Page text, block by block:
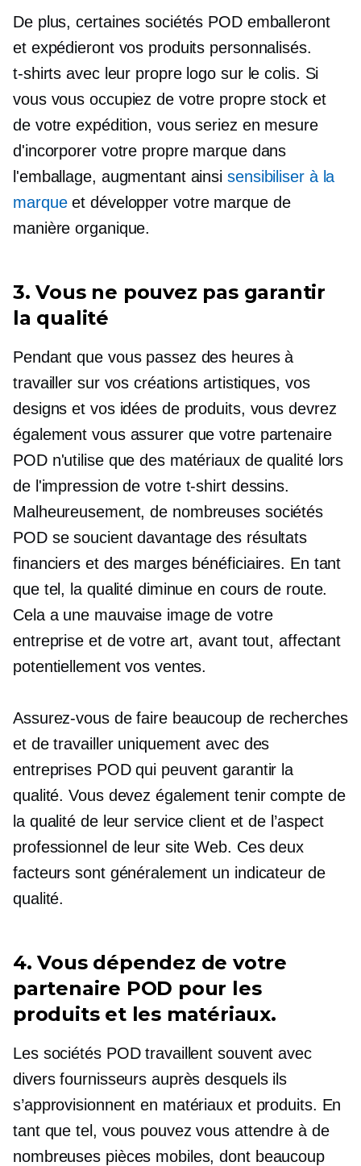
De plus, certaines sociétés POD emballeront
et expédieront vos produits personnalisés.
t-shirts avec leur propre logo sur le colis. Si
vous vous occupiez de votre propre stock et
de votre expédition, vous seriez en mesure
d'incorporer votre propre marque dans
l'emballage, augmentant ainsi sensibiliser à la
marqueet développer votre marque de
manière organique.
3. Vous ne pouvez pas garantir
la qualité
Pendant que vous passez des heures à
travailler sur vos créations artistiques, vos
designs et vos idées de produits, vous devrez
également vous assurer que votre partenaire
POD n'utilise que des matériaux de qualité lors
de l'impression de votre t-shirtdessins.
Malheureusement, de nombreuses sociétés
POD se soucient davantage des résultats
financiers et des marges bénéficiaires. En tant
que tel, la qualité diminue en cours de route.
Cela a une mauvaise image de votre
entreprise et de votre art, avant tout, affectant
potentiellement vos ventes.
Assurez-vous de faire beaucoup de recherches
et de travailler uniquement avec des
entreprises POD qui peuvent garantir la
qualité. Vous devez également tenir compte de
la qualité de leur service client et de l’aspect
professionnel de leur site Web. Ces deux
facteurs sont généralement un indicateur de
qualité.
4. Vous dépendez de votre
partenaire POD pour les
produits et les matériaux.
Les sociétés POD travaillent souvent avec
divers fournisseurs auprès desquels ils
s’approvisionnent en matériaux et produits. En
tant que tel, vous pouvez vous attendre à de
nombreuses pièces mobiles, dont beaucoup